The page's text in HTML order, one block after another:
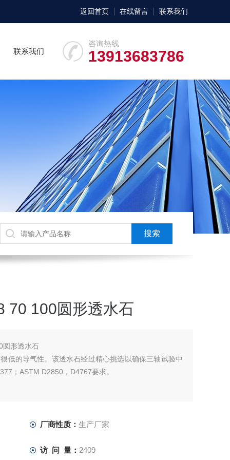
返回首页 在线留言 联系我们
咨询热线
13913683786
联系我们
70 100圆形透水石
圆形透水石
低的导气性。该透水石经过精心挑选以确保三轴试验中
；ASTM D2850，D4767要求。
厂商性质： 生产厂家
访 问 量： 2409